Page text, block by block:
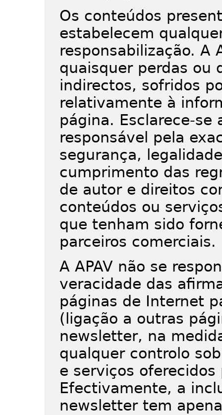
Os conteúdos
estabelecem
responsabilização. A
quaisquer perdas ou
indirectos, sofridos
relativamente à
página. Esclarece-se
responsável pela
segurança,
cumprimento das
de autor e direitos
conteúdos ou
que tenham sido
parceiros comerciais.
A APAV não se
veracidade das
páginas de Internet
(ligação a outras
newsletter, na
qualquer controlo
e serviços
Efectivamente, a
newsletter tem